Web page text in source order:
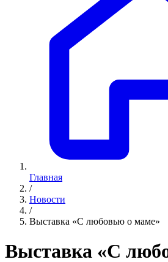
Главная
/
Новости
/
Выставка «С любовью о маме»
Выставка «С